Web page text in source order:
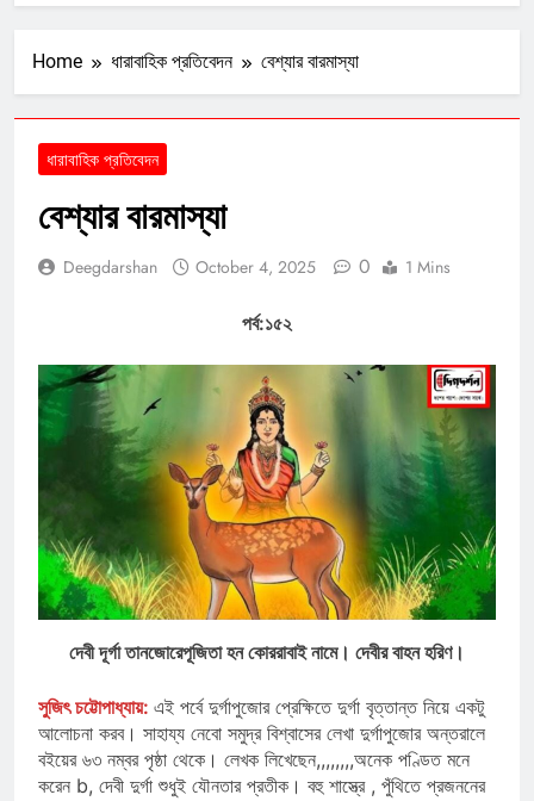
Home ধারাবাহিক প্রতিবেদন বেশ্যার বারমাস্যা
ধারাবাহিক প্রতিবেদন
বেশ্যার বারমাস্যা
Deegdarshan October 4, 2025 0 1 Mins
পর্ব:১৫২
দেবী দূর্গা তানজোরেপূজিতা হন কোররাবাই নামে। দেবীর বাহন হরিণ।
সুজিৎ চট্টোপাধ্যায়: এই পর্বে দুর্গাপুজোর প্রেক্ষিতে দুর্গা বৃত্তান্ত নিয়ে একটু
আলোচনা করব। সাহায্য নেবো সমুদ্র বিশ্বাসের লেখা দুর্গাপুজোর অন্তরালে
বইয়ের ৬৩ নম্বর পৃষ্ঠা থেকে। লেখক লিখেছেন,,,,,,,,অনেক পণ্ডিত মনে
করেন b, দেবী দুর্গা শুধুই যৌনতার প্রতীক। বহু শাস্ত্রে , পুঁথিতে প্রজননের